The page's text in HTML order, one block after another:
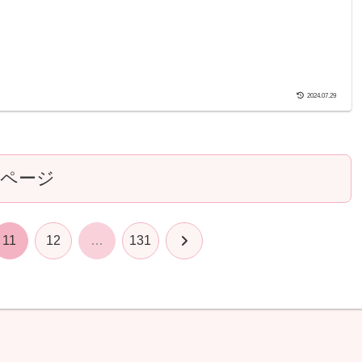
2024.07.29
ージ
11 12 … 131 次